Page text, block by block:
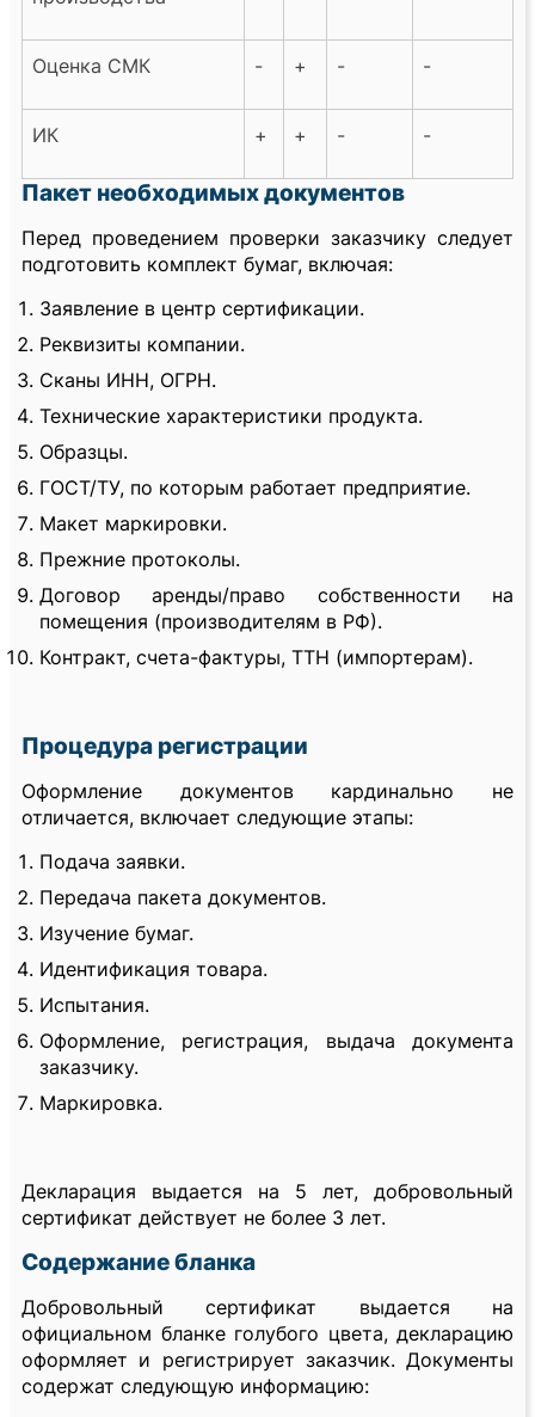
Оценка СМК - + - -
ИК + + - -
Пакет необходимых документов
Перед проведением проверки заказчику следует
подготовить комплект бумаг, включая:
Заявление в центр сертификации.
Реквизиты компании.
Сканы ИНН, ОГРН.
Технические характеристики продукта.
Образцы.
ГОСТ/ТУ, по которым работает предприятие.
Макет маркировки.
Прежние протоколы.
Договор аренды/право собственности на
помещения (производителям в РФ).
Контракт, счета-фактуры, ТТН (импортерам).
Процедура регистрации
Оформление документов кардинально не
отличается, включает следующие этапы:
Подача заявки.
Передача пакета документов.
Изучение бумаг.
Идентификация товара.
Испытания.
Оформление, регистрация, выдача документа
заказчику.
Маркировка.
Декларация выдается на 5 лет, добровольный
сертификат действует не более 3 лет.
Содержание бланка
Добровольный сертификат выдается на
официальном бланке голубого цвета, декларацию
оформляет и регистрирует заказчик. Документы
содержат следующую информацию: